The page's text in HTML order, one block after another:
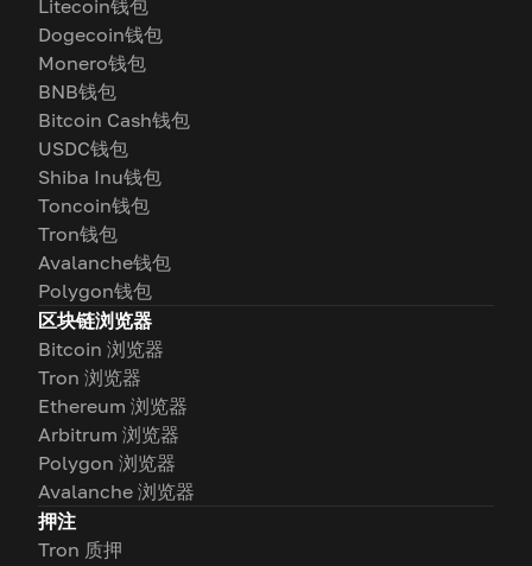
Litecoin钱包
Dogecoin钱包
Monero钱包
BNB钱包
Bitcoin Cash钱包
USDC钱包
Shiba Inu钱包
Toncoin钱包
Tron钱包
Avalanche钱包
Polygon钱包
区块链浏览器
Bitcoin 浏览器
Tron 浏览器
Ethereum 浏览器
Arbitrum 浏览器
Polygon 浏览器
Avalanche 浏览器
押注
Tron 质押